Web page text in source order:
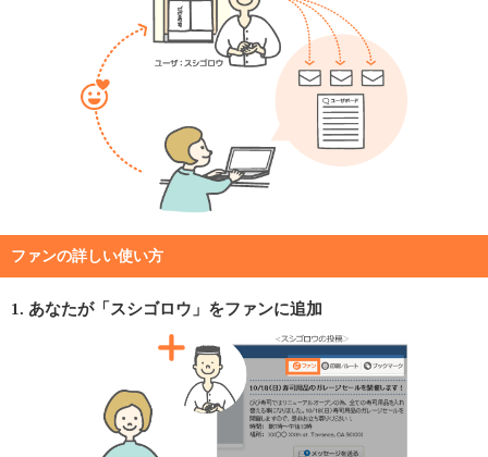
ファンの詳しい使い方
1. あなたが「スシゴロウ」をファンに追加